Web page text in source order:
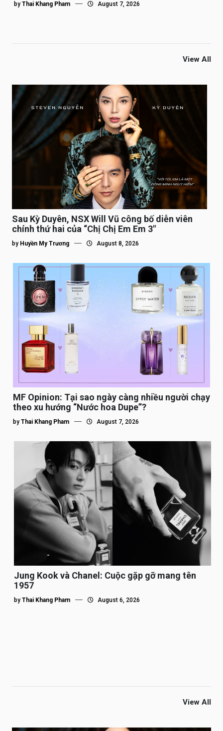
by Thai Khang Pham August 7, 2026
View All
Sau Kỳ Duyên, NSX Will Vũ công bố diễn viên
chính thứ hai của “Chị Chị Em Em 3″
by Huyền My Trương August 8, 2026
MF Opinion: Tại sao ngày càng nhiều người chạy
theo xu hướng “Nước hoa Dupe”?
by Thai Khang Pham August 7, 2026
Jung Kook và Chanel: Cuộc gặp gỡ mang tên
1957
by Thai Khang Pham August 6, 2026
View All